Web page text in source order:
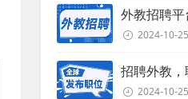
2024-10-25
2024-10-25